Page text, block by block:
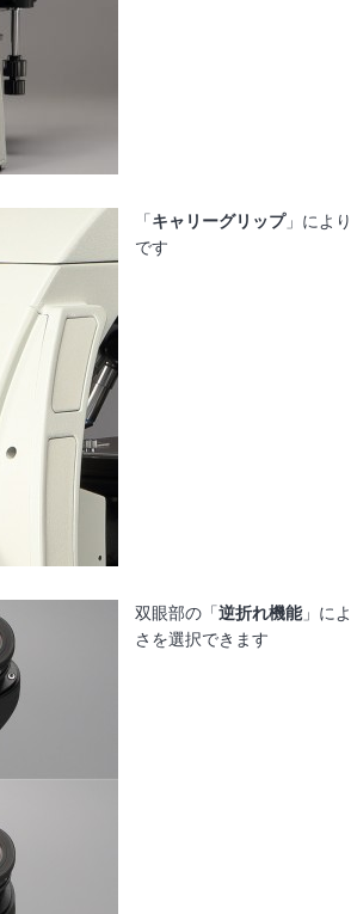
「キャリーグリップ」によ
です
双眼部の「逆折れ機能」に
さを選択できます